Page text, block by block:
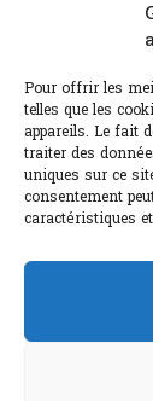
Pour offrir les
telles que les
appareils. Le fait
traiter des
uniques sur ce
consentement
caractéristiques
Sélection de
L'abus
©paris-bistro